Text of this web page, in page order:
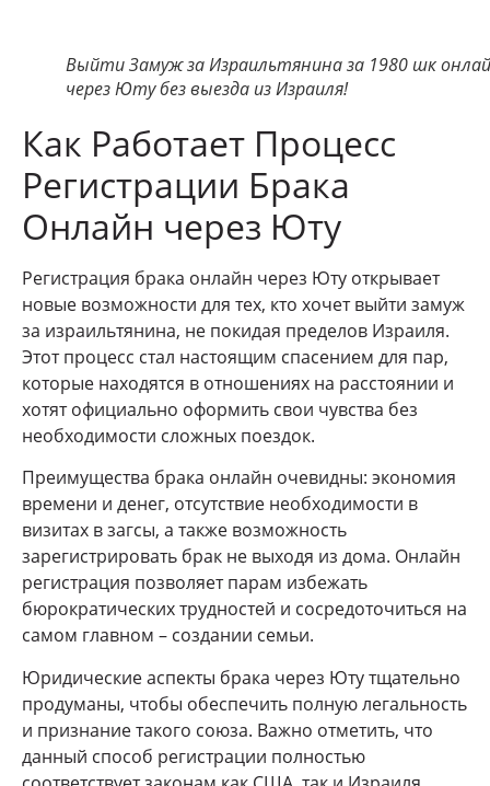
Выйти Замуж за Израильтянина за 1980 шк
через Юту без выезда из Израиля!
Как Работает Процесс
Регистрации Брака
Онлайн через Юту
Регистрация брака онлайн через Юту открывает
новые возможности для тех, кто хочет выйти замуж
за израильтянина, не покидая пределов Израиля.
Этот процесс стал настоящим спасением для пар,
которые находятся в отношениях на расстоянии и
хотят официально оформить свои чувства без
необходимости сложных поездок.
Преимущества брака онлайн очевидны: экономия
времени и денег, отсутствие необходимости в
визитах в загсы, а также возможность
зарегистрировать брак не выходя из дома. Онлайн
регистрация позволяет парам избежать
бюрократических трудностей и сосредоточиться на
самом главном – создании семьи.
Юридические аспекты брака через Юту тщательно
продуманы, чтобы обеспечить полную легальность
и признание такого союза. Важно отметить, что
данный способ регистрации полностью